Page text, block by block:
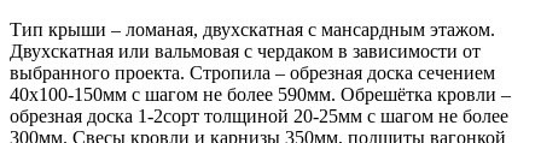
Тип крыши – ломаная, двухскатная с мансардным этажом.
Двухскатная или вальмовая с чердаком в зависимости от
выбранного проекта. Стропила – обрезная доска сечением
40х100-150мм с шагом не более 590мм. Обрешётка кровли –
обрезная доска 1-2сорт толщиной 20-25мм с шагом не более
300мм. Свесы кровли и карнизы 350мм, подшиты вагонкой